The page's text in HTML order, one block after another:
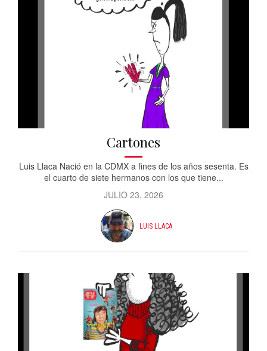
Cartones
Luis Llaca Nació en la CDMX a fines de los años sesenta. Es
el cuarto de siete hermanos con los que tiene...
JULIO 23, 2026
LUIS LLACA